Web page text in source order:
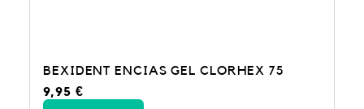
BEXIDENT ENCIAS GEL CLORHEX 75
9,95 €